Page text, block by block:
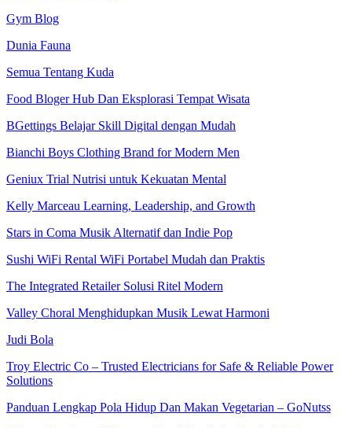
Gym Blog
Dunia Fauna
Semua Tentang Kuda
Food Bloger Hub Dan Eksplorasi Tempat Wisata
BGettings Belajar Skill Digital dengan Mudah
Bianchi Boys Clothing Brand for Modern Men
Geniux Trial Nutrisi untuk Kekuatan Mental
Kelly Marceau Learning, Leadership, and Growth
Stars in Coma Musik Alternatif dan Indie Pop
Sushi WiFi Rental WiFi Portabel Mudah dan Praktis
The Integrated Retailer Solusi Ritel Modern
Valley Choral Menghidupkan Musik Lewat Harmoni
Judi Bola
Troy Electric Co – Trusted Electricians for Safe & Reliable Power
Solutions
Panduan Lengkap Pola Hidup Dan Makan Vegetarian – GoNutss